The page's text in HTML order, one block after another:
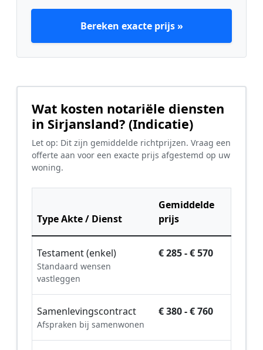
Bereken exacte prijs »
Wat kosten notariële diensten
in Sirjansland? (Indicatie)
Let op: Dit zijn gemiddelde richtprijzen. Vraag een
offerte aan voor een exacte prijs afgestemd op uw
woning.
Type Akte / Dienst
Gemiddelde
prijs
Testament (enkel)
Standaard wensen
vastleggen
€ 285 - € 570
Samenlevingscontract
Afspraken bij samenwonen
€ 380 - € 760